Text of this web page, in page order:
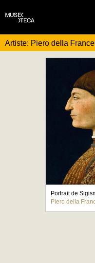
Artiste: Piero della
Portrait de
Piero della